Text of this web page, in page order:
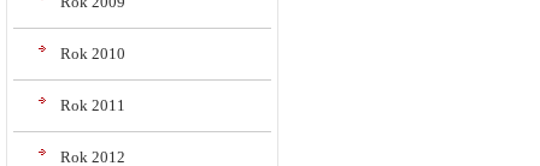
Rok 2010
Rok 2011
Rok 2012